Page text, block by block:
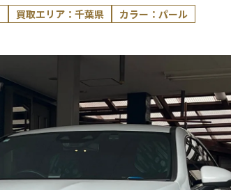
買取エリア：千葉県
カラー：パール